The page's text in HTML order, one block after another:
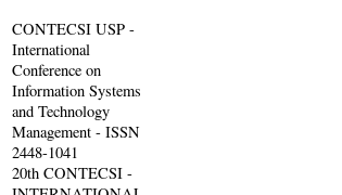
CONTECSI USP -
International
Conference on
Information Systems
and Technology
Management - ISSN
2448-1041
20th CONTECSI -